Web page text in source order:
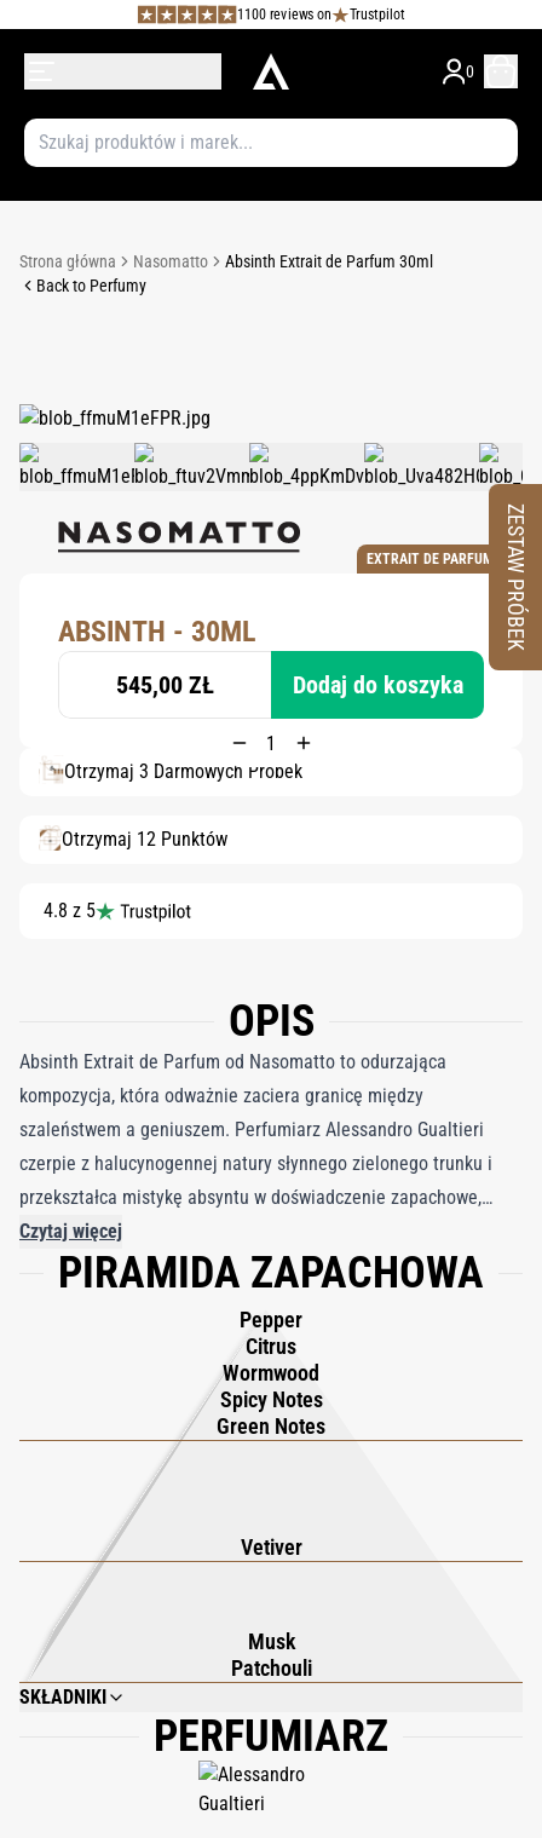
1100 reviews on Trustpilot
0
Strona główna Nasomatto
Absinth Extrait de Parfum 30ml
Back to Perfumy
EXTRAIT DE PARFUM
ABSINTH - 30ML
545,00 ZŁ Dodaj do koszyka
Otrzymaj 3 Darmowych Próbek
Otrzymaj 12 Punktów
4.8 z 5
OPIS
Absinth Extrait de Parfum od Nasomatto to odurzająca
kompozycja, która odważnie zaciera granicę między
szaleństwem a geniuszem. Perfumiarz Alessandro Gualtieri
czerpie z halucynogennej natury słynnego zielonego trunku i
przekształca mistykę absyntu w doświadczenie zapachowe,
które prowokuje zmysły i wymyka się konwenansom. Zapach
otwiera się intensywną falą zielonej goryczy i ziołowej
jednocześnie zakazana i hipnotyczna. W miarę rozwoju
pojawiają się ciepłe nuty drzewne i korzenne niuanse,
przywołujące obraz nocnego lasu pełnego tajemnicy i pokusy.
Złożona struktura Absinthu równoważy zmysłowość i
świetlistość, ukazując charakterystyczną zdolność Gualtieriego
do przemieniania chaosu w sztukę. Ten extrait de parfum nie
jest po prostu noszony, on pochłania, uwalnia od
powściągliwości i zaprasza do poddania się jego odurzającemu
czarowi.
Czytaj więcej
PIRAMIDA ZAPACHOWA
Pepper
Citrus
Wormwood
Spicy Notes
Green Notes
Vetiver
Musk
Patchouli
SKŁADNIKI
ALCOHOL DENAT., AQUA (WATER), PARFUM (FRAGRANCE), ANISE
ALCOHOL, BENZYL BENZOATE, CITRAL, EUGENOL, GERANIOL,
ISOEUGENOL, LIMONENE, LINALOOL, BHT, BENZOPHENONE. 80% VOL.
PERFUMIARZ
ZESTAW PRÓBEK